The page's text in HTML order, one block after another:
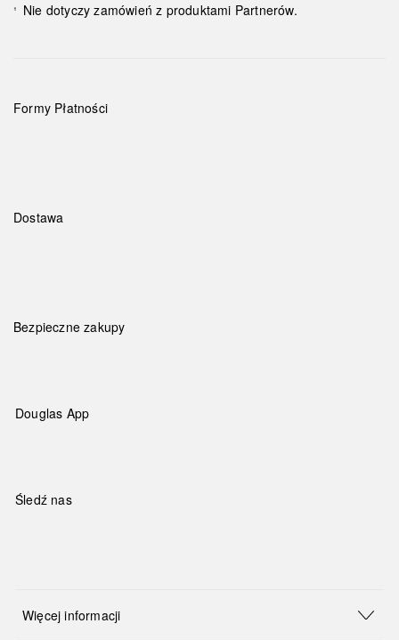
¹ Nie dotyczy zamówień z produktami Partnerów.
Formy Płatności
Dostawa
Bezpieczne zakupy
Douglas App
Śledź nas
Więcej informacji